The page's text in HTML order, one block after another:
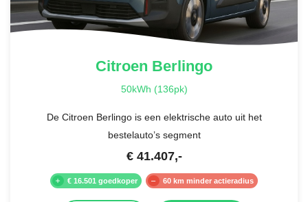
Citroen Berlingo
50kWh (136pk)
De Citroen Berlingo is een elektrische auto uit het
bestelauto’s segment
€ 41.407,-
€ 16.501 goedkoper 60 km minder actieradius